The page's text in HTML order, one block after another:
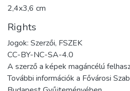
2,4x3,6 cm
Rights
Jogok: Szerzői, FSZEK
CC-BY-NC-SA-4.0
A szerző a képek magáncélú
További információk a Fővárosi